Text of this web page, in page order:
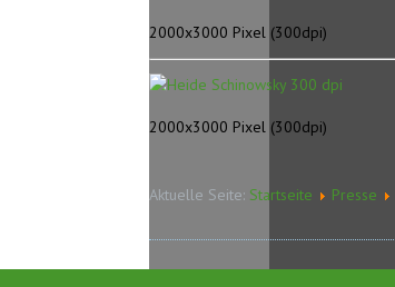
2000x3000 Pixel (300dpi)
2000x3000 Pixel (300dpi)
Aktuelle Seite: Startseite Presse